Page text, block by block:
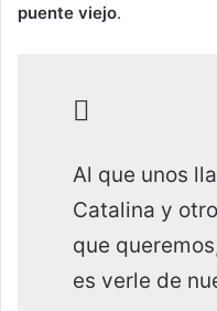
puente viejo.
Al que unos
Catalina y
que
es verle de